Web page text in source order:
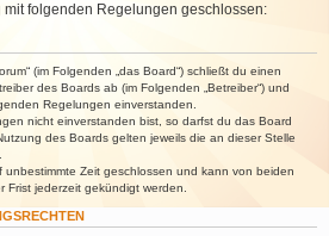
folgenden Regelungen geschlossen:
(im Folgenden „das Board“) schließt du einen
des Boards ab (im Folgenden „Betreiber“) und
Regelungen einverstanden.
nicht einverstanden bist, so darfst du das Board
des Boards gelten jeweils die an dieser Stelle
unbestimmte Zeit geschlossen und kann von beiden
jederzeit gekündigt werden.